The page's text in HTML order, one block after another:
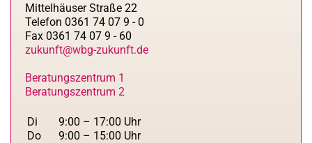
Mittelhäuser Straße 22
Telefon 0361 74 07 9 - 0
Fax 0361 74 07 9 - 60
zukunft@wbg-zukunft.de
Beratungszentrum 1
Beratungszentrum 2
Di
Do
9:00 – 17:00 Uhr
9:00 – 15:00 Uhr